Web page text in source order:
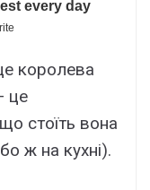
королева
це
стоїть вона
ж на кухні).